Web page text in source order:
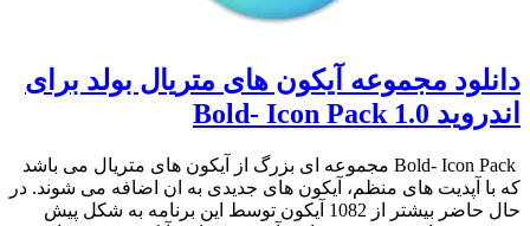
دانلود مجموعه آیکون های متریال بولد برای
اندروید Bold- Icon Pack 1.0
Bold- Icon Pack مجموعه ای بزرگ از آیکون های متریال می باشد
که با آپدیت های منظم، آیکون های جدیدی به ان اضافه می شوند. در
حال حاضر بیشتر از 1082 آیکون توسط این برنامه به شکل پیش